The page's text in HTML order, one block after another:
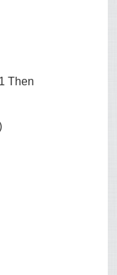
Then